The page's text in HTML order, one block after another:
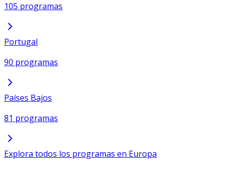
105 programas
Portugal
90 programas
Países Bajos
81 programas
Explora todos los programas en Europa